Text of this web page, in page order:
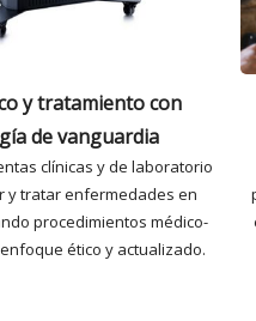
y tratamiento con
de vanguardia
clínicas y de laboratorio
y tratar enfermedades en
procedimientos médico-
ético y actualizado.